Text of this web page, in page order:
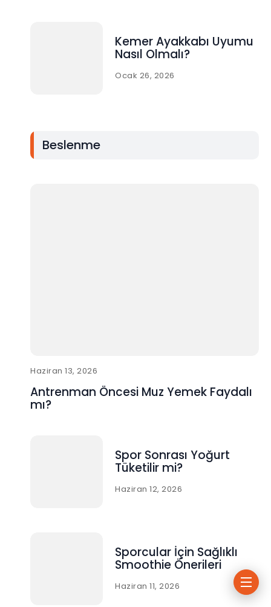
Kemer Ayakkabı Uyumu
Nasıl Olmalı?
Ocak 26, 2026
Beslenme
Haziran 13, 2026
Antrenman Öncesi Muz Yemek Faydalı
mı?
Spor Sonrası Yoğurt
Tüketilir mi?
Haziran 12, 2026
Sporcular İçin Sağlıklı
Smoothie Önerileri
Haziran 11, 2026